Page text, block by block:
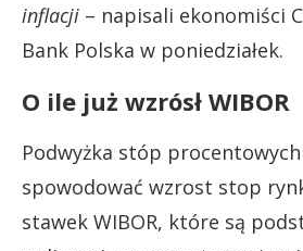
inflacji – napisali ekonomiści
Bank Polska w poniedziałek.
O ile już wzrósł WIBOR
Podwyżka stóp procentowych
spowodować wzrost stop
stawek WIBOR, które są